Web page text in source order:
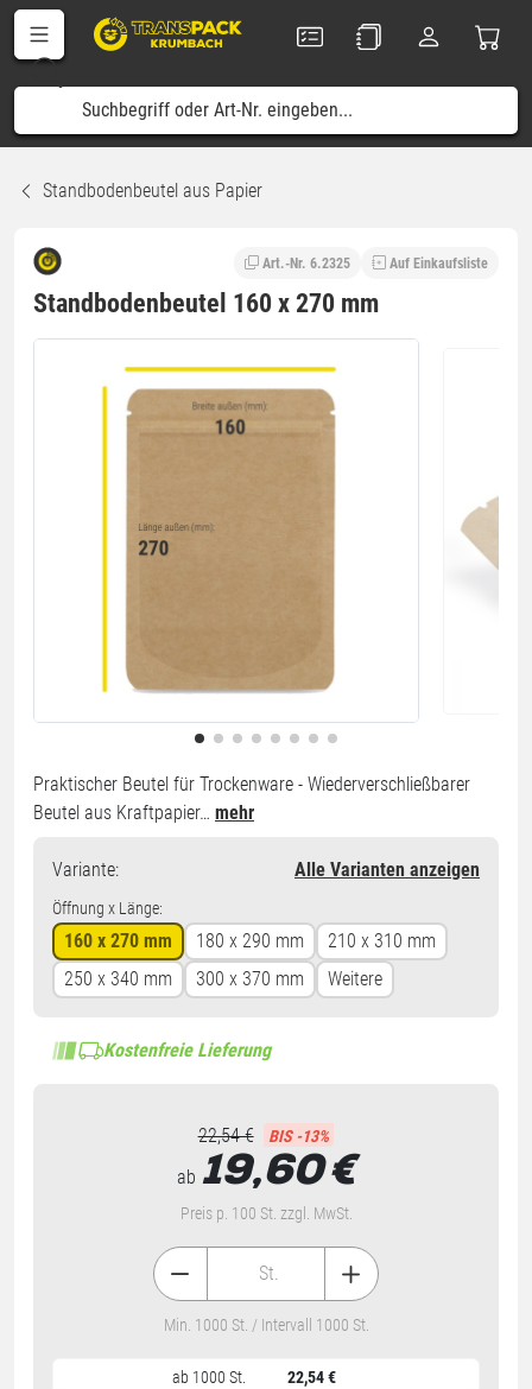
Standbodenbeutel aus Papier
Art.-Nr. 6.2325 Auf Einkaufsliste
Standbodenbeutel 160 x 270 mm
Praktischer Beutel für Trockenware - Wiederverschließbarer
Beutel aus Kraftpapier… mehr
Variante: Alle Varianten anzeigen
Öffnung x Länge:
160 x 270 mm 180 x 290 mm
210 x 310 mm
250 x 340 mm
300 x 370 mm Weitere
Kostenfreie Lieferung
22,54 € BIS -13%
ab 19,60€
Preis p. 100 St. zzgl. MwSt.
ab 1000 St.
22,54 €
St.
Min. 1000 St. / Intervall 1000 St.